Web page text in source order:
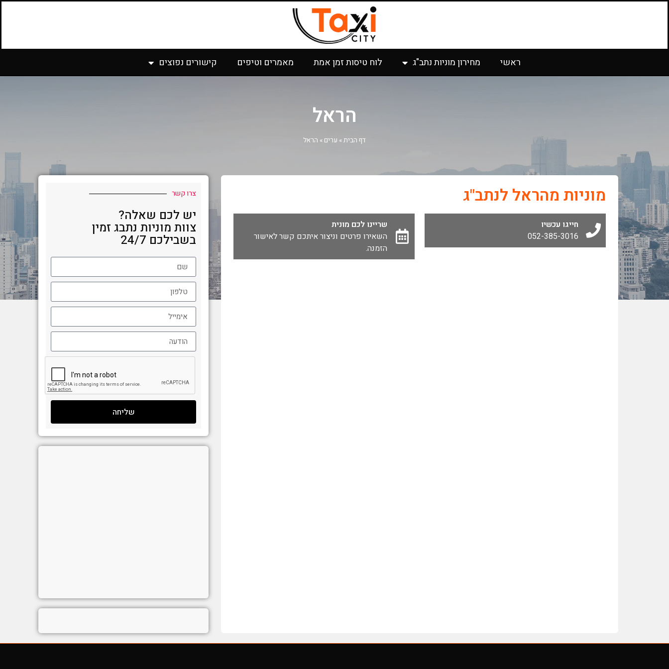
ראשי מחירון מוניות נתב"ג לוח טיסות זמן אמת מאמרים וטיפים קישורים נפוצים
הראל
דף הבית» ערים » הראל
מוניות מהראל לנתב"ג
חייגו עכשיו
052-385-3016
שריינו לכם מונית
השאירו פרטים וניצור איתכם קשר לאישור
הזמנה.
צרו קשר
יש לכם שאלה?
צוות מוניות נתבג זמין
בשבילכם 24/7
שליחה